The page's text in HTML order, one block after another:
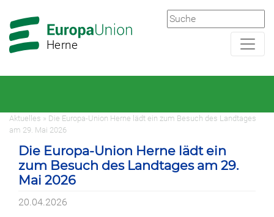
Hauptnavigation
Hauptbereich
Herne
Aktuelles » Die Europa-Union Herne lädt ein zum Besuch des Landtages
am 29. Mai 2026
Die Europa-Union Herne lädt ein
zum Besuch des Landtages am 29.
Mai 2026
20.04.2026